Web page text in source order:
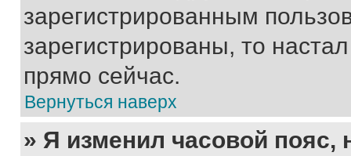
зарегистрированным
зарегистрированы, то
прямо сейчас.
Вернуться наверх
» Я изменил часовой пояс,